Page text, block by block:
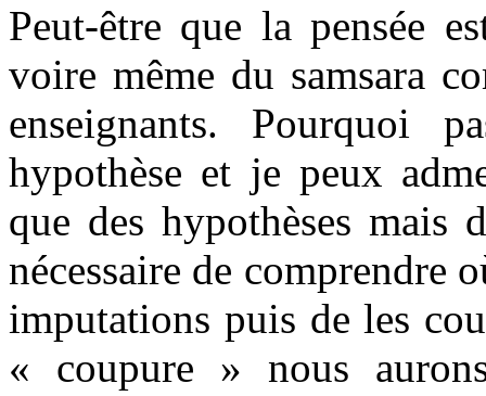
Peut-être que la pensée
voire même du samsara
enseignants.
hypothèse et je peux
que des hypothèses mais
nécessaire de comprendre
imputations puis de les
« coupure » nous